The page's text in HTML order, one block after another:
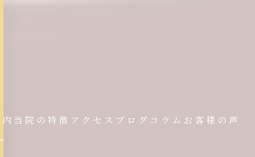
当院の特徴 アクセス ブログ コラム お客様の声